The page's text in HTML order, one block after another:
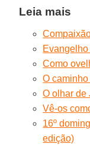
Leia mais
Como
O
O olhar de
Vê-os
16º
edição)